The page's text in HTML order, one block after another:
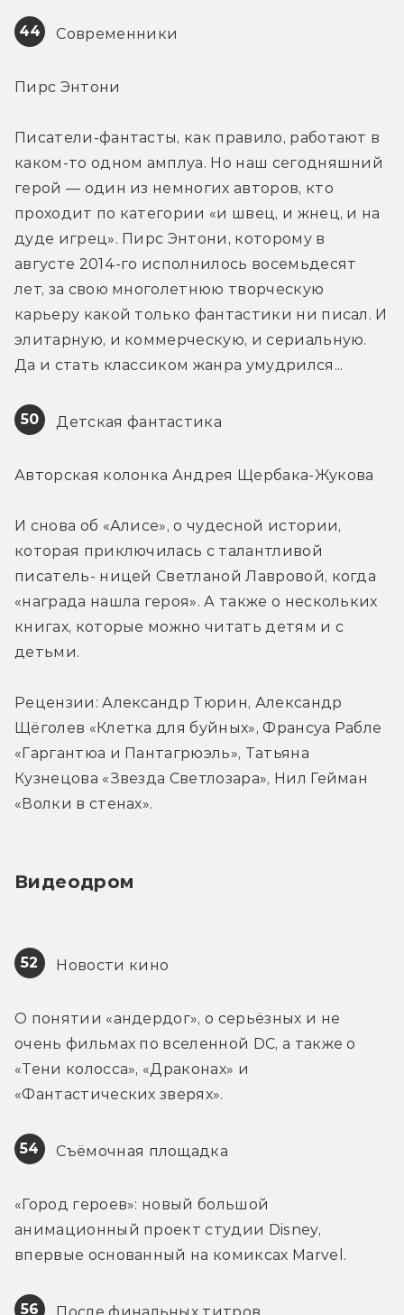
44 Современники
Пирс Энтони
Писатели-фантасты, как правило, работают в
каком-то одном амплуа. Но наш сегодняшний
герой — один из немногих авторов, кто
проходит по категории «и швец, и жнец, и на
дуде игрец». Пирс Энтони, которому в
августе 2014-го исполнилось восемьдесят
лет, за свою многолетнюю творческую
карьеру какой только фантастики ни писал. И
элитарную, и коммерческую, и сериальную.
Да и стать классиком жанра умудрился...
50 Детская фантастика
Авторская колонка Андрея Щербака-Жукова
И снова об «Алисе», о чудесной истории,
которая приключилась с талантливой
писатель- ницей Светланой Лавровой, когда
«награда нашла героя». А также о нескольких
книгах, которые можно читать детям и с
детьми.
Рецензии: Александр Тюрин, Александр
Щёголев «Клетка для буйных», Франсуа Рабле
«Гаргантюа и Пантагрюэль», Татьяна
Кузнецова «Звезда Светлозара», Нил Гейман
«Волки в стенах».
Видеодром
52 Новости кино
О понятии «андердог», о серьёзных и не
очень фильмах по вселенной DC, а также о
«Тени колосса», «Драконах» и
«Фантастических зверях».
54 Съёмочная площадка
«Город героев»: новый большой
анимационный проект студии Disney,
впервые основанный на комиксах Marvel.
56